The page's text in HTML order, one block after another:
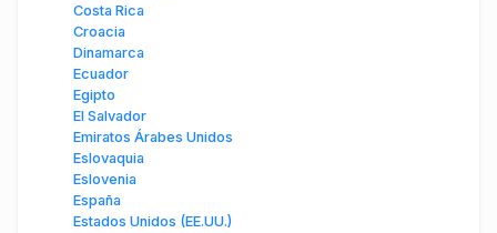
Costa Rica
Croacia
Dinamarca
Ecuador
Egipto
El Salvador
Emiratos Árabes Unidos
Eslovaquia
Eslovenia
España
Estados Unidos (EE.UU.)